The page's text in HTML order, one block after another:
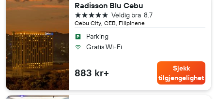
Radisson Blu Cebu
Cebu City, CEB, Filipinene
8.7
Veldig bra
5 stjerner
Parking
Gratis Wi-Fi
883 kr+
Sjekk
tilgjengelighet